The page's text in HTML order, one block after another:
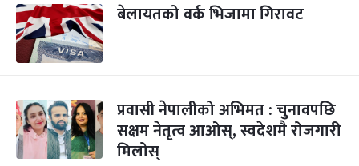
बेलायतको वर्क भिजामा गिरावट
प्रवासी नेपालीको अभिमत : चुनावपछि
सक्षम नेतृत्व आओस्, स्वदेशमै रोजगारी
मिलोस्